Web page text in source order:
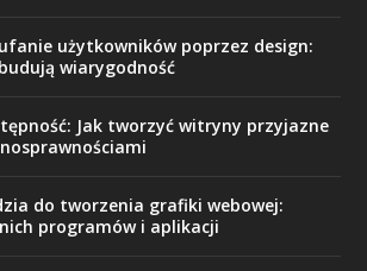
użytkowników poprzez design:
wiarygodność
Jak tworzyć witryny przyjazne
do tworzenia grafiki webowej:
programów i aplikacji